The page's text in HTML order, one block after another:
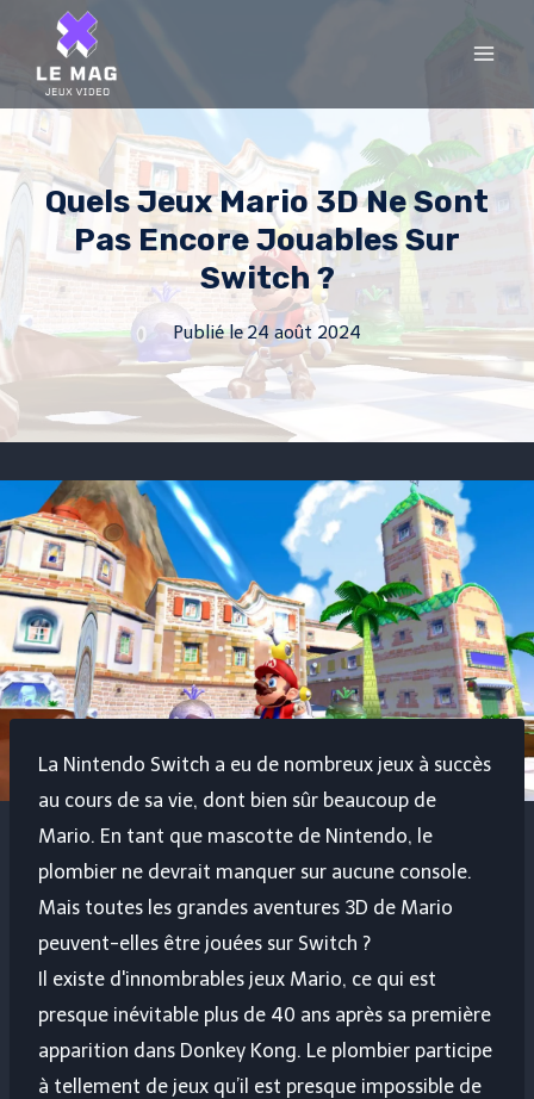
content
Quels Jeux Mario 3D Ne Sont
Pas Encore Jouables Sur
Switch ?
Publié le 24 août 2024
La Nintendo Switch a eu de nombreux jeux à succès
au cours de sa vie, dont bien sûr beaucoup de
Mario. En tant que mascotte de Nintendo, le
plombier ne devrait manquer sur aucune console.
Mais toutes les grandes aventures 3D de Mario
peuvent-elles être jouées sur Switch ?
Il existe d'innombrables jeux Mario, ce qui est
presque inévitable plus de 40 ans après sa première
apparition dans Donkey Kong. Le plombier participe
à tellement de jeux qu’il est presque impossible de